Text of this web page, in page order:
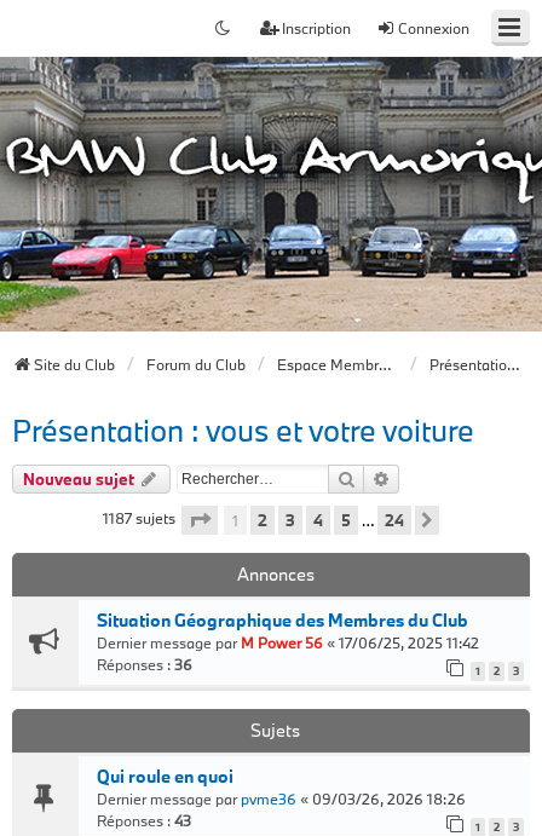
Connexion
Inscription
Site du Club Forum du Club Espace Membres du forum Présentation : vous et votre voiture
Présentation : vous et votre voiture
Nouveau sujet Rechercher
1187 sujets Page 1sur
1 2 3 4 5 … 24
Annonces
Situation Géographique des Membres du Club
Dernier message parM Power 56«17/06/25, 2025 11:42
Réponses :36 1 2 3
Sujets
Qui roule en quoi
Dernier message parpvme36 « 09/03/26, 2026 18:26
Réponses :43 1 2 3